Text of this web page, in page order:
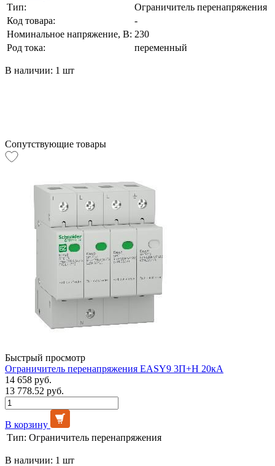
Тип:
Ограничитель перенапряжения
Код товара:
-
Номинальное напряжение, В: 230
Род тока:
переменный
В наличии: 1 шт
Сопутствующие товары
Быстрый просмотр
Ограничитель перенапряжения EASY9 3П+H 20кА
14 658 руб.
13 778.52 руб.
В корзину
Тип: Ограничитель перенапряжения
В наличии: 1 шт